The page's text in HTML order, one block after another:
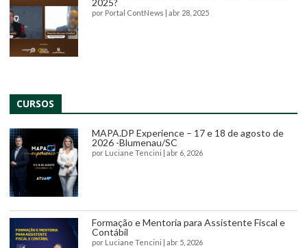
2025?
por Portal ContNews abr 28, 2025
CURSOS
MAPA.DP Experience – 17 e 18 de agosto de
2026 -Blumenau/SC
por Luciane Tencini abr 6, 2026
Formação e Mentoria para Assistente Fiscal e
Contábil
por Luciane Tencini abr 5, 2026